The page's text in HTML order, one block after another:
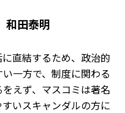
和田泰明
直結するため、政治的
一方で、制度に関わる
えず、マスコミは著名
いスキャンダルの方に